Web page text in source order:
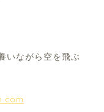
いながら空を飛ぶ